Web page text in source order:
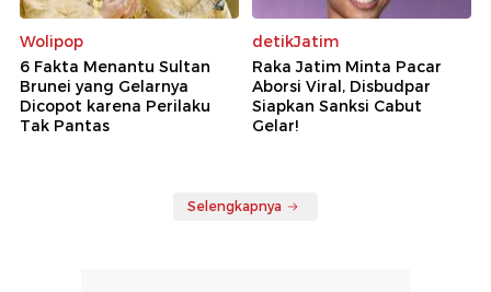
Wolipop
6 Fakta Menantu Sultan
Brunei yang Gelarnya
Dicopot karena Perilaku
Tak Pantas
detikJatim
Raka Jatim Minta Pacar
Aborsi Viral, Disbudpar
Siapkan Sanksi Cabut
Gelar!
Selengkapnya